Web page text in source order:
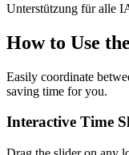
Unterstützung für alle
How to Use the
Easily coordinate
saving time for you.
Interactive Time